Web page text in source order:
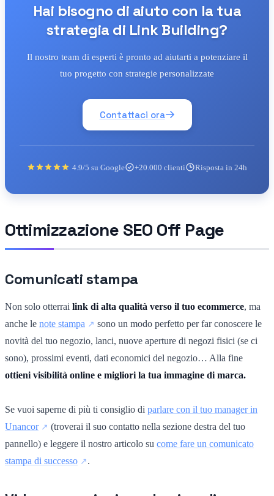
Hai bisogno di aiuto con la tua
strategia di Link Building?
Il nostro team di esperti è pronto ad aiutarti a potenziare il
tuo progetto con strategie personalizzate
Contattaci ora
4.9/5 su Google +20.000 clienti Risposta in 24h
Ottimizzazione SEO Off Page
Comunicati stampa
Non solo otterrai link di alta qualità verso il tuo ecommerce, ma
anche le note stampa
sono un modo perfetto per far conoscere le
novità del tuo negozio, lanci, nuove aperture di negozi fisici (se ci
sono), prossimi eventi, dati economici del negozio… Alla fine
ottieni visibilità online e migliori la tua immagine di marca.
Se vuoi saperne di più ti consiglio di parlare con il tuo manager in
Unancor
(troverai il suo contatto nella sezione destra del tuo
pannello) e leggere il nostro articolo su come fare un comunicato
stampa di successo
.